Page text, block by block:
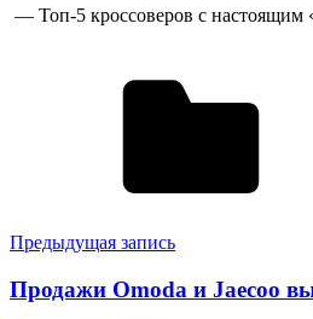
— Топ-5 кроссоверов с настоящим
Навигация
по
записям
Предыдущая запись
Продажи Omoda и Jaecoo